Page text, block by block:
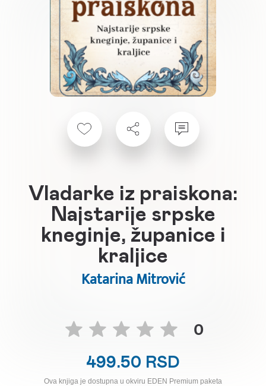
Vladarke iz praiskona:
Najstarije srpske
kneginje, županice i
kraljice
Katarina Mitrović
0
499.50 RSD
Ova knjiga je dostupna u okviru EDEN Premium paketa